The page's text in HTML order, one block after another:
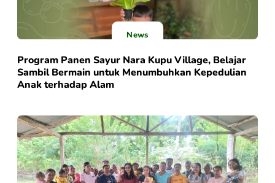
News
Program Panen Sayur Nara Kupu Village, Belajar
Sambil Bermain untuk Menumbuhkan Kepedulian
Anak terhadap Alam